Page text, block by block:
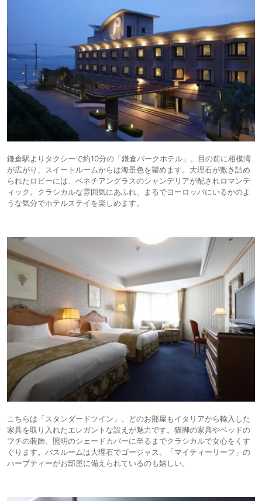
鎌倉駅よりタクシーで約10分の「鎌倉パークホテル」。目の前に相模湾
が広がり、スイートルームからは海景色を望めます。大理石が敷き詰め
られたロビーには、ベネチアングラスのシャンデリアが配されロマンテ
ィック。クラシカルな雰囲気にあふれ、まるでヨーロッパにいるかのよ
うな気分でホテルステイを楽しめます。
こちらは「スタンダードツイン」。どのお部屋もイタリアから輸入した
家具を取り入れたエレガントな設えが魅力です。猫脚の家具やベッドの
フチの装飾、照明のシェードカバーに至るまでクラシカルで女心をくす
ぐります。バスルームは大理石でゴージャス。「マイティーリーフ」の
ハーブティーがお部屋に備えられているのも嬉しい。